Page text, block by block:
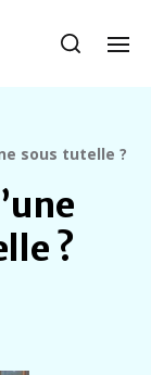
sous tutelle ?
?